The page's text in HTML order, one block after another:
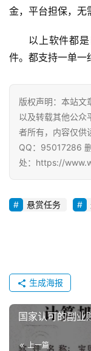
首
简
评
手
A
P
登录
金，平台担保，无
以上软件都
件。都支持一单一
版权声明：本站文
以及转载其他公众
者所有，内容仅供
QQ：95017286
处：https://
悬赏任务
生成海报
国家认可的副业
上一篇